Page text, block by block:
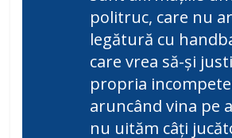
politruc, care nu
legătură cu
care vrea să-și
propria
aruncând vina pe
nu uităm câți